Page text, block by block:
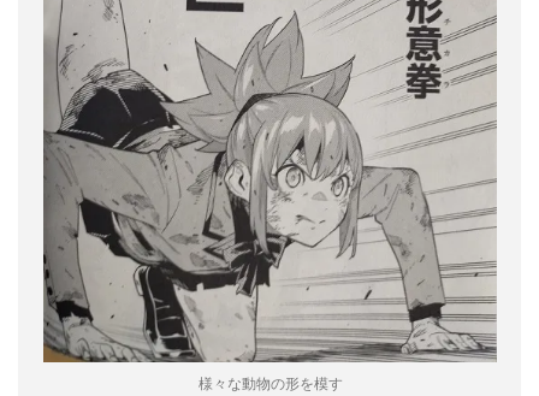
様々な動物の形を模す